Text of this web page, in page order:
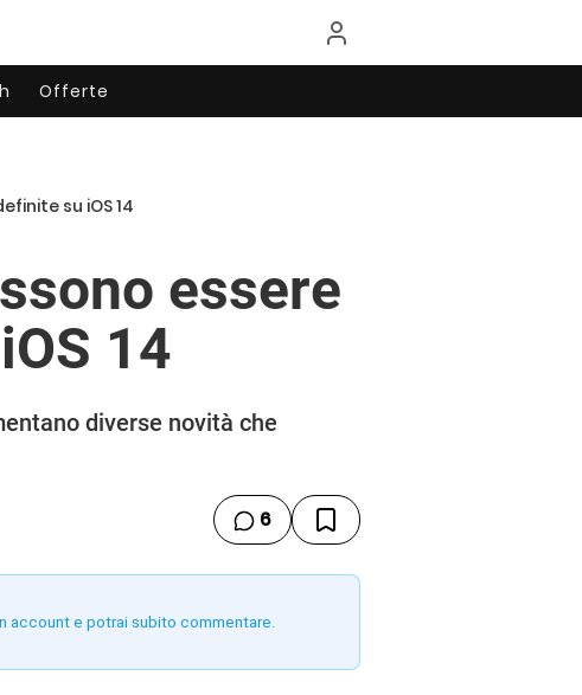
Offerte
su iOS 14
essere
14
diverse novità che
6
account e potrai subito commentare.